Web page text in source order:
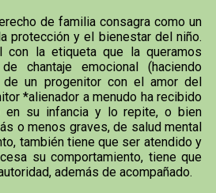
de familia consagra como un
protección y el bienestar del niño.
con la etiqueta que la queramos
chantaje emocional (haciendo
un progenitor con el amor del
*alienador a menudo ha recibido
en su infancia y lo repite, o bien
o menos graves, de salud mental
también tiene que ser atendido y
su comportamiento, tiene que
además de acompañado.